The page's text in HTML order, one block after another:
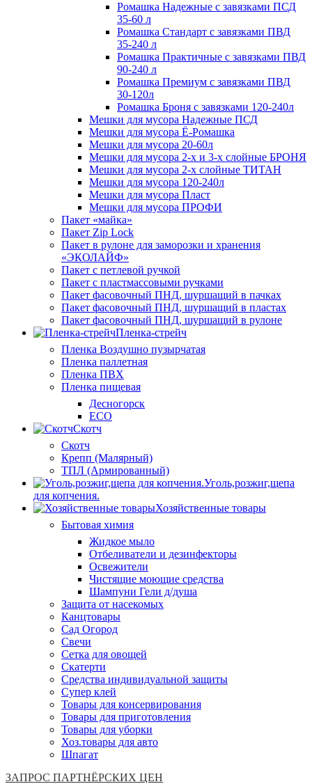
Ромашка Надежные с завязками ПСД
35-60 л
Ромашка Стандарт с завязками ПВД
35-240 л
Ромашка Практичные с завязками ПВД
90-240 л
Ромашка Премиум с завязками ПВД
30-120л
Ромашка Броня с завязками 120-240л
Мешки для мусора Надежные ПСД
Мешки для мусора Ё-Ромашка
Мешки для мусора 20-60л
Мешки для мусора 2-х и 3-х слойные БРОНЯ
Мешки для мусора 2-х слойные ТИТАН
Мешки для мусора 120-240л
Мешки для мусора Пласт
Мешки для мусора ПРОФИ
Пакет «майка»
Пакет Zip Lock
Пакет в рулоне для заморозки и хранения
«ЭКОЛАЙФ»
Пакет с петлевой ручкой
Пакет с пластмассовыми ручками
Пакет фасовочный ПНД, шуршащий в пачках
Пакет фасовочный ПНД, шуршащий в пластах
Пакет фасовочный ПНД, шуршащий в рулоне
Пленка-стрейч
Пленка Воздушно пузырчатая
Пленка паллетная
Пленка ПВХ
Пленка пищевая
Десногорск
ECO
Скотч
Скотч
Крепп (Малярный)
ТПЛ (Армированный)
Уголь,розжиг,щепа
для копчения.
Хозяйственные товары
Бытовая химия
Жидкое мыло
Отбеливатели и дезинфекторы
Освежители
Чистящие моющие средства
Шампуни Гели д/душа
Защита от насекомых
Канцтовары
Сад Огород
Свечи
Сетка для овощей
Скатерти
Средства индивидуальной защиты
Супер клей
Товары для консервирования
Товары для приготовления
Товары для уборки
Хоз.товары для авто
Шпагат
ЗАПРОС ПАРТНЁРСКИХ ЦЕН